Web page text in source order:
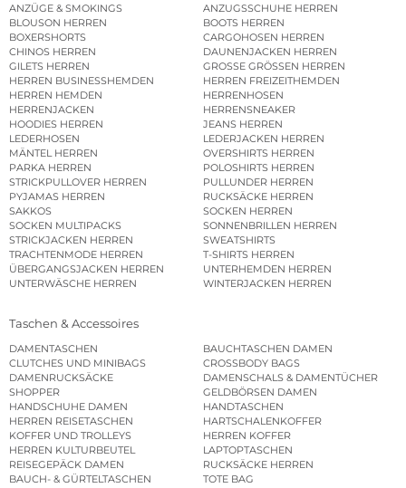
ANZÜGE & SMOKINGS
ANZUGSSCHUHE HERREN
BLOUSON HERREN
BOOTS HERREN
BOXERSHORTS
CARGOHOSEN HERREN
CHINOS HERREN
DAUNENJACKEN HERREN
GILETS HERREN
GROSSE GRÖSSEN HERREN
HERREN BUSINESSHEMDEN
HERREN FREIZEITHEMDEN
HERREN HEMDEN
HERRENHOSEN
HERRENJACKEN
HERRENSNEAKER
HOODIES HERREN
JEANS HERREN
LEDERHOSEN
LEDERJACKEN HERREN
MÄNTEL HERREN
OVERSHIRTS HERREN
PARKA HERREN
POLOSHIRTS HERREN
STRICKPULLOVER HERREN
PULLUNDER HERREN
PYJAMAS HERREN
RUCKSÄCKE HERREN
SAKKOS
SOCKEN HERREN
SOCKEN MULTIPACKS
SONNENBRILLEN HERREN
STRICKJACKEN HERREN
SWEATSHIRTS
TRACHTENMODE HERREN
T-SHIRTS HERREN
ÜBERGANGSJACKEN HERREN
UNTERHEMDEN HERREN
UNTERWÄSCHE HERREN
WINTERJACKEN HERREN
Taschen & Accessoires
DAMENTASCHEN
BAUCHTASCHEN DAMEN
CLUTCHES UND MINIBAGS
CROSSBODY BAGS
DAMENRUCKSÄCKE
DAMENSCHALS & DAMENTÜCHER
SHOPPER
GELDBÖRSEN DAMEN
HANDSCHUHE DAMEN
HANDTASCHEN
HERREN REISETASCHEN
HARTSCHALENKOFFER
KOFFER UND TROLLEYS
HERREN KOFFER
HERREN KULTURBEUTEL
LAPTOPTASCHEN
REISEGEPÄCK DAMEN
RUCKSÄCKE HERREN
BAUCH- & GÜRTELTASCHEN
TOTE BAG